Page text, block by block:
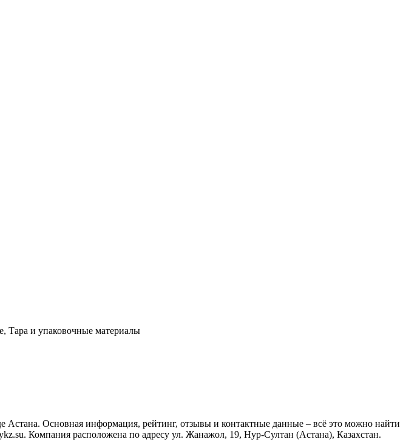
Тара и упаковочные материалы
Астана. Основная информация, рейтинг, отзывы и контактные данные – всё это можно найти
Компания расположена по адресу ул. Жанажол, 19, Нур-Султан (Астана), Казахстан.